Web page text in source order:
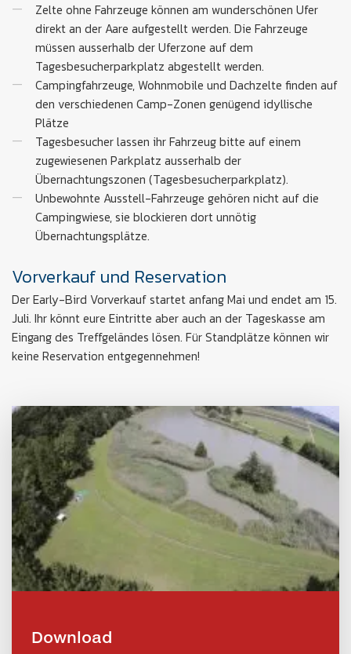
Zelte ohne Fahrzeuge können am wunderschönen Ufer
direkt an der Aare aufgestellt werden. Die Fahrzeuge
müssen ausserhalb der Uferzone auf dem
Tagesbesucherparkplatz abgestellt werden.
Campingfahrzeuge, Wohnmobile und Dachzelte finden auf
den verschiedenen Camp-Zonen genügend idyllische
Plätze
Tagesbesucher lassen ihr Fahrzeug bitte auf einem
zugewiesenen Parkplatz ausserhalb der
Übernachtungszonen (Tagesbesucherparkplatz).
Unbewohnte Ausstell-Fahrzeuge gehören nicht auf die
Campingwiese, sie blockieren dort unnötig
Übernachtungsplätze.
Vorverkauf und Reservation
Der Early-Bird Vorverkauf startet anfang Mai und endet am 15.
Juli. Ihr könnt eure Eintritte aber auch an der Tageskasse am
Eingang des Treffgeländes lösen. Für Standplätze können wir
keine Reservation entgegennehmen!
Download